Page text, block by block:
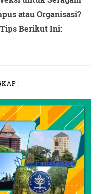
atau Organisasi?
Berikut Ini:
: